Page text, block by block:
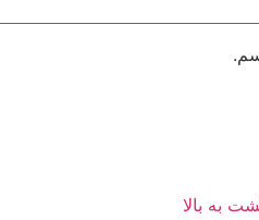
به بالا